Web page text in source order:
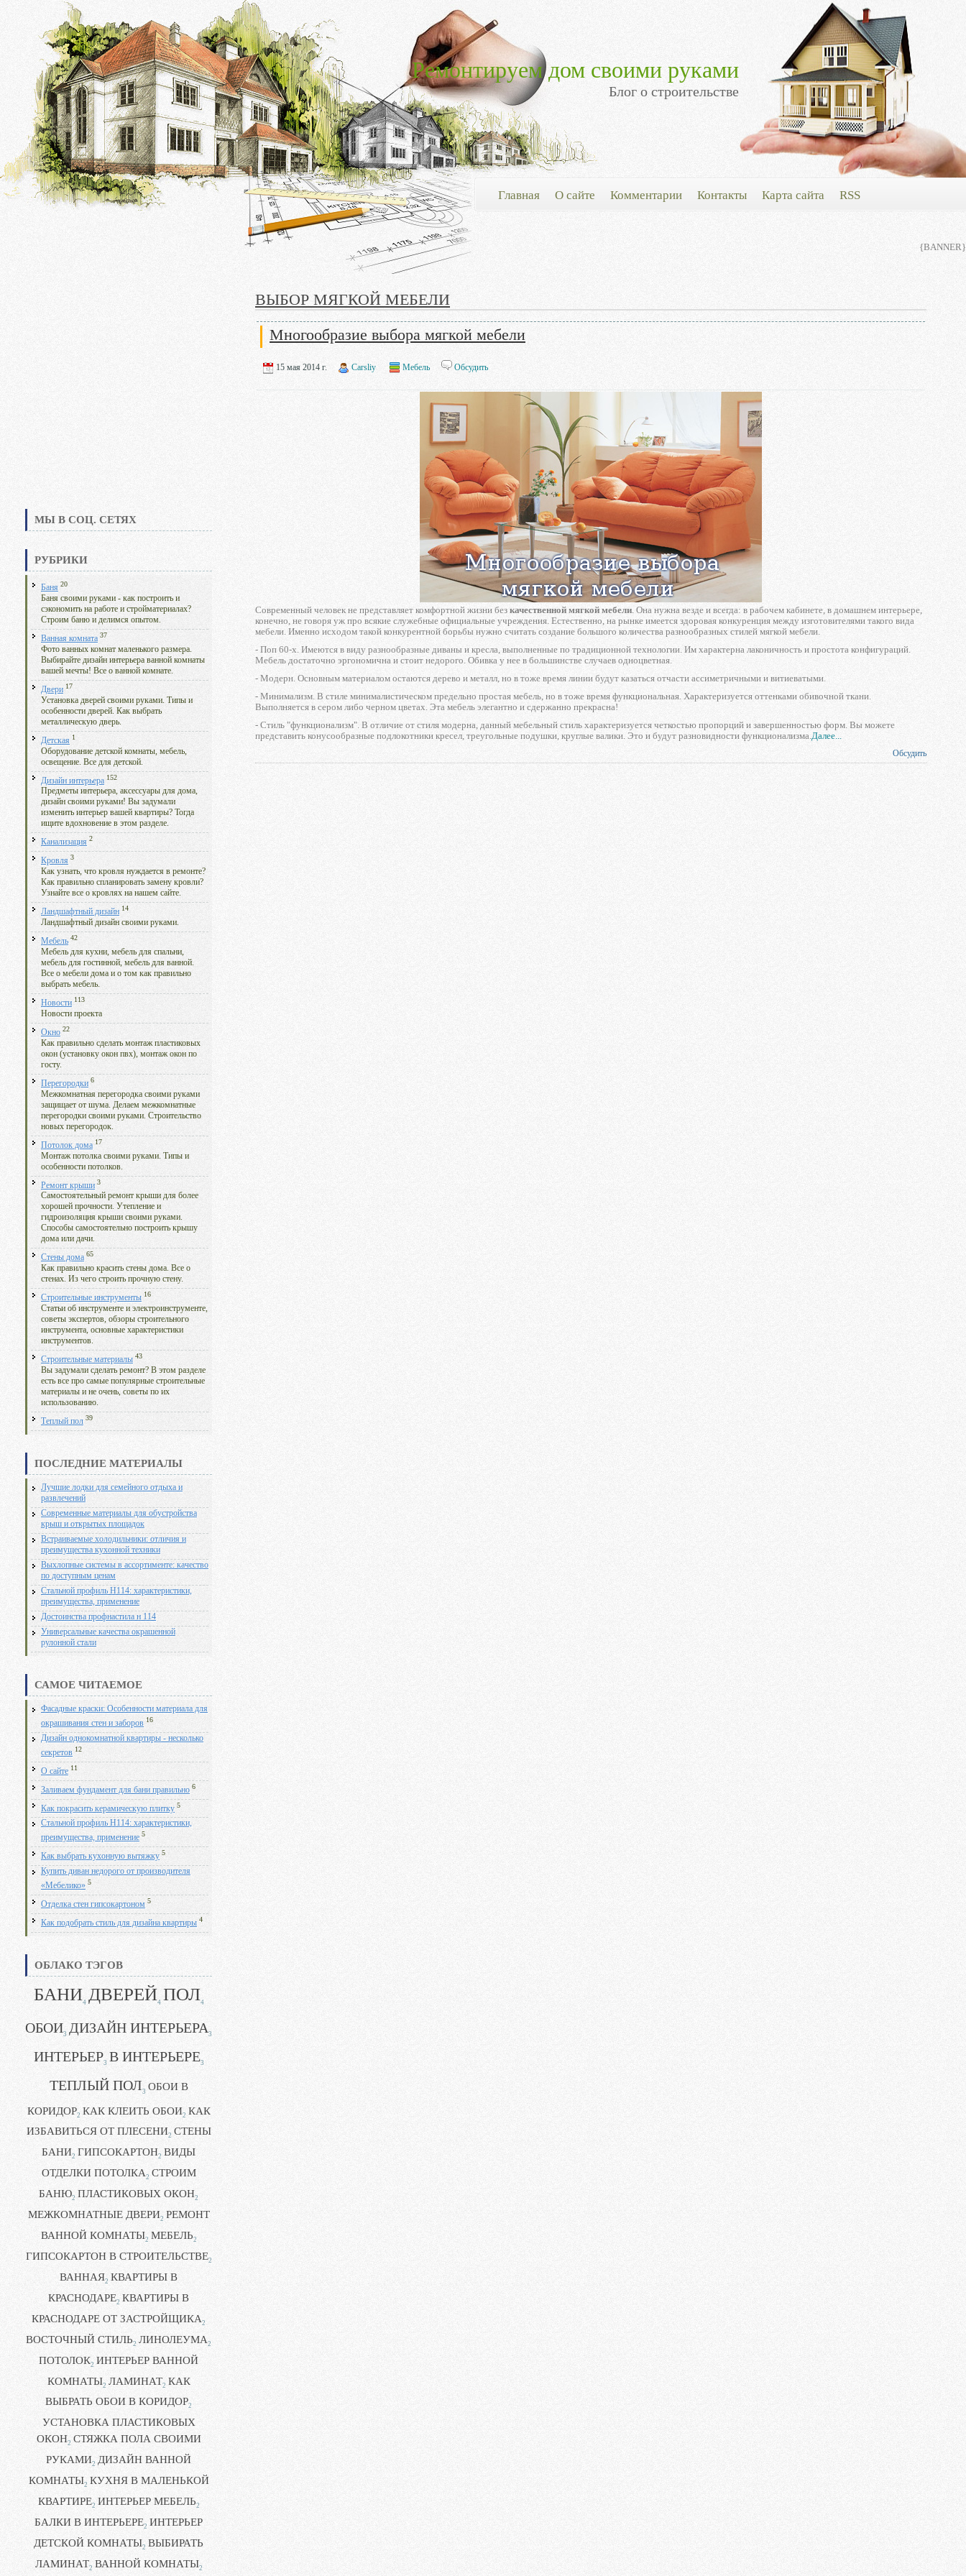
Ремонтируем дом своими руками
Блог о строительстве
Главная О сайте Комментарии Контакты Карта сайта RSS
{BANNER}
МЫ В СОЦ. СЕТЯХ
РУБРИКИ
Баня 20
Баня своими руками - как построить и
сэкономить на работе и стройматериалах?
Строим баню и делимся опытом.
Ванная комната 37
Фото ванных комнат маленького размера.
Выбирайте дизайн интерьера ванной комнаты
вашей мечты! Все о ванной комнате.
Двери 17
Установка дверей своими руками. Типы и
особенности дверей. Как выбрать
металлическую дверь.
Детская 1
Оборудование детской комнаты, мебель,
освещение. Все для детской.
Дизайн интерьера 152
Предметы интерьера, аксессуары для дома,
дизайн своими руками! Вы задумали
изменить интерьер вашей квартиры? Тогда
ищите вдохновение в этом разделе.
Канализация 2
Кровля 3
Как узнать, что кровля нуждается в ремонте?
Как правильно спланировать замену кровли?
Узнайте все о кровлях на нашем сайте.
Ландшафтный дизайн 14
Ландшафтный дизайн своими руками.
Мебель 42
Мебель для кухни, мебель для спальни,
мебель для гостинной, мебель для ванной.
Все о мебели дома и о том как правильно
выбрать мебель.
Новости 113
Новости проекта
Окно 22
Как правильно сделать монтаж пластиковых
окон (установку окон пвх), монтаж окон по
госту.
Перегородки 6
Межкомнатная перегородка своими руками
защищает от шума. Делаем межкомнатные
перегородки своими руками. Строительство
новых перегородок.
Потолок дома 17
Монтаж потолка своими руками. Типы и
особенности потолков.
Ремонт крыши 3
Самостоятельный ремонт крыши для более
хорошей прочности. Утепление и
гидроизоляция крыши своими руками.
Способы самостоятельно построить крышу
дома или дачи.
Стены дома 65
Как правильно красить стены дома. Все о
стенах. Из чего строить прочную стену.
Строительные инструменты 16
Статьи об инструменте и электроинструменте,
советы экспертов, обзоры строительного
инструмента, основные характеристики
инструментов.
Строительные материалы 43
Вы задумали сделать ремонт? В этом разделе
есть все про самые популярные строительные
материалы и не очень, советы по их
использованию.
Теплый пол 39
ПОСЛЕДНИЕ МАТЕРИАЛЫ
Лучшие лодки для семейного отдыха и
развлечений
Современные материалы для обустройства
крыш и открытых площадок
Встраиваемые холодильники: отличия и
преимущества кухонной техники
Выхлопные системы в ассортименте: качество
по доступным ценам
Стальной профиль Н114: характеристики,
преимущества, применение
Достоинства профнастила н 114
Универсальные качества окрашенной
рулонной стали
САМОЕ ЧИТАЕМОЕ
Фасадные краски: Особенности материала для
окрашивания стен и заборов 16
Дизайн однокомнатной квартиры - несколько
секретов 12
О сайте 11
Заливаем фундамент для бани правильно 6
Как покрасить керамическую плитку 5
Стальной профиль Н114: характеристики,
преимущества, применение 5
Как выбрать кухонную вытяжку 5
Купить диван недорого от производителя
«Мебелико» 5
Отделка стен гипсокартоном 5
Как подобрать стиль для дизайна квартиры 4
ОБЛАКО ТЭГОВ
БАНИ4 ДВЕРЕЙ4 ПОЛ4
ОБОИ3 ДИЗАЙН ИНТЕРЬЕРА3
ИНТЕРЬЕР3 В ИНТЕРЬЕРЕ3
ТЕПЛЫЙ ПОЛ3 ОБОИ В
КОРИДОР2 КАК КЛЕИТЬ ОБОИ2 КАК
ИЗБАВИТЬСЯ ОТ ПЛЕСЕНИ2 СТЕНЫ
БАНИ2 ГИПСОКАРТОН2 ВИДЫ
ОТДЕЛКИ ПОТОЛКА2 СТРОИМ
БАНЮ2 ПЛАСТИКОВЫХ ОКОН2
МЕЖКОМНАТНЫЕ ДВЕРИ2 РЕМОНТ
ВАННОЙ КОМНАТЫ2 МЕБЕЛЬ2
ГИПСОКАРТОН В СТРОИТЕЛЬСТВЕ2
ВАННАЯ2 КВАРТИРЫ В
КРАСНОДАРЕ2 КВАРТИРЫ В
КРАСНОДАРЕ ОТ ЗАСТРОЙЩИКА2
ВОСТОЧНЫЙ СТИЛЬ2 ЛИНОЛЕУМА2
ПОТОЛОК2 ИНТЕРЬЕР ВАННОЙ
КОМНАТЫ2 ЛАМИНАТ2 КАК
ВЫБРАТЬ ОБОИ В КОРИДОР2
УСТАНОВКА ПЛАСТИКОВЫХ
ОКОН2 СТЯЖКА ПОЛА СВОИМИ
РУКАМИ2 ДИЗАЙН ВАННОЙ
КОМНАТЫ2 КУХНЯ В МАЛЕНЬКОЙ
КВАРТИРЕ2 ИНТЕРЬЕР МЕБЕЛЬ2
БАЛКИ В ИНТЕРЬЕРЕ2 ИНТЕРЬЕР
ДЕТСКОЙ КОМНАТЫ2 ВЫБИРАТЬ
ЛАМИНАТ2 ВАННОЙ КОМНАТЫ2
ВЫБОР МЯГКОЙ МЕБЕЛИ
Многообразие выбора мягкой мебели
15 мая 2014 г. Carsliy Мебель Обсудить
Современный человек не представляет комфортной жизни без качественной мягкой мебели. Она нужна везде и всегда: в рабочем кабинете, в домашнем интерьере,
конечно, не говоря уж про всякие служебные официальные учреждения. Естественно, на рынке имеется здоровая конкуренция между изготовителями такого вида
мебели. Именно исходом такой конкурентной борьбы нужно считать создание большого количества разнообразных стилей мягкой мебели.
- Поп 60-х. Имеются в виду разнообразные диваны и кресла, выполненные по традиционной технологии. Им характерна лаконичность и простота конфигураций.
Мебель достаточно эргономична и стоит недорого. Обивка у нее в большинстве случаев одноцветная.
- Модерн. Основным материалом остаются дерево и металл, но в тоже время линии будут казаться отчасти ассиметричными и витиеватыми.
- Минимализм. В стиле минималистическом предельно простая мебель, но в тоже время функциональная. Характеризуется оттенками обивочной ткани.
Выполняется в сером либо черном цветах. Эта мебель элегантно и сдержанно прекрасна!
- Стиль "функционализм". В отличие от стиля модерна, данный мебельный стиль характеризуется четкостью пропорций и завершенностью форм. Вы можете
представить конусообразные подлокотники кресел, треугольные подушки, круглые валики. Это и будут разновидности функционализма.Далее...
Обсудить